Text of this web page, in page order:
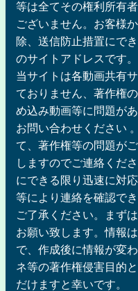
等は全てその権利所有
ございません。お客様
除、送信防止措置にで
のサイトアドレスです
当サイトは各動画共有
ておりません、著作権
め込み動画等に問題が
お問い合わせください
て、著作権等の問題が
しますのでご連絡くだ
にできる限り迅速に対
等により連絡を確認で
ご了承ください。まず
お願い致します。情報
で、作成後に情報が変
ネ等の著作権侵害目的
だけますと幸いです。